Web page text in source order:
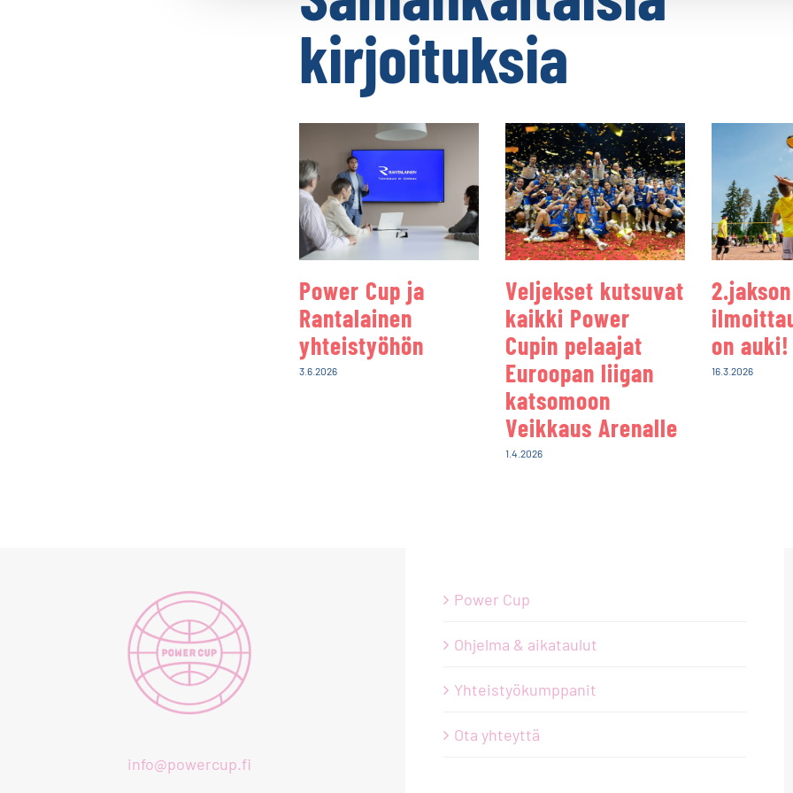
kirjoituksia
Power Cup ja
Rantalainen
yhteistyöhön
3.6.2026
Veljekset kutsuvat
kaikki Power
Cupin pelaajat
Euroopan liigan
katsomoon
Veikkaus Arenalle
1.4.2026
2.jakson
on auki!
16.3.2026
info@powercup.fi
Power Cup
Ohjelma & aikataulut
Yhteistyökumppanit
Ota yhteyttä